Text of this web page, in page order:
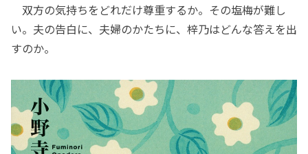
双方の気持ちをどれだけ尊重するか。その塩梅が難し
い。夫の告白に、夫婦のかたちに、梓乃はどんな答えを出
すのか。